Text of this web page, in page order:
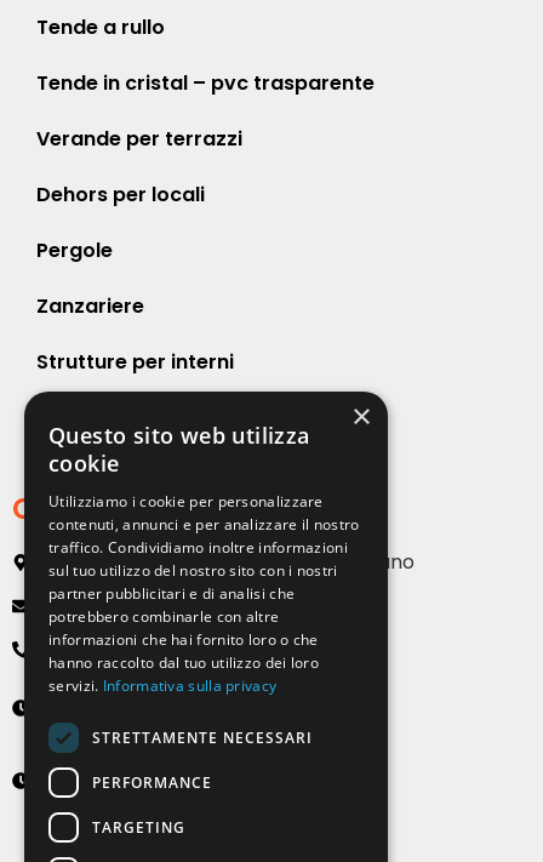
Tende a rullo
Tende in cristal – pvc trasparente
Verande per terrazzi
Dehors per locali
Pergole
Zanzariere
Strutture per interni
Contatti
Via Emilia, 13 20090 Buccinasco – Milano
info@solartendemilano.it
+ 39 0239 931 187
Lunedì-Venerdì
8:30 - 12:30 e 14:00 - 18:00
Sabato
9:00 - 12:00 (solo su appuntamento)
×
Questo sito web utilizza
cookie
Utilizziamo i cookie per personalizzare
contenuti, annunci e per analizzare il nostro
traffico. Condividiamo inoltre informazioni
sul tuo utilizzo del nostro sito con i nostri
partner pubblicitari e di analisi che
potrebbero combinarle con altre
informazioni che hai fornito loro o che
hanno raccolto dal tuo utilizzo dei loro
servizi. Informativa sulla privacy
STRETTAMENTE NECESSARI
PERFORMANCE
TARGETING